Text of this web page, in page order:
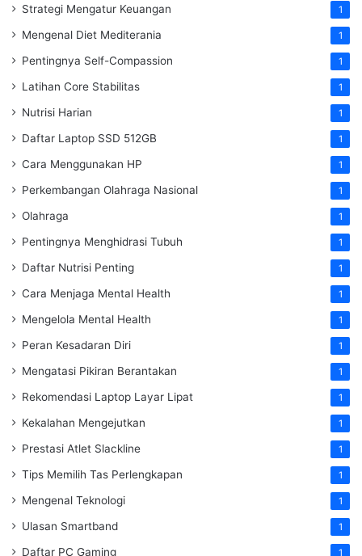
Strategi Mengatur Keuangan 1
Mengenal Diet Mediterania 1
Pentingnya Self-Compassion 1
Latihan Core Stabilitas 1
Nutrisi Harian 1
Daftar Laptop SSD 512GB 1
Cara Menggunakan HP 1
Perkembangan Olahraga Nasional 1
Olahraga 1
Pentingnya Menghidrasi Tubuh 1
Daftar Nutrisi Penting 1
Cara Menjaga Mental Health 1
Mengelola Mental Health 1
Peran Kesadaran Diri 1
Mengatasi Pikiran Berantakan 1
Rekomendasi Laptop Layar Lipat 1
Kekalahan Mengejutkan 1
Prestasi Atlet Slackline 1
Tips Memilih Tas Perlengkapan 1
Mengenal Teknologi 1
Ulasan Smartband 1
Daftar PC Gaming 1